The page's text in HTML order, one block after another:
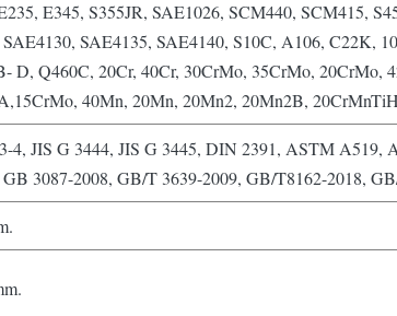
E345, S355JR, SAE1026, SCM440, SCM415,
SAE4130, SAE4135, SAE4140, S10C, A106, C22K,
D, Q460C, 20Cr, 40Cr, 30CrMo, 35CrMo, 20CrMo,
40Mn, 20Mn, 20Mn2, 20Mn2B,
4, JIS G 3444, JIS G 3445, DIN 2391, ASTM A519,
GB 3087-2008, GB/T 3639-2009, GB/T8162-2018,